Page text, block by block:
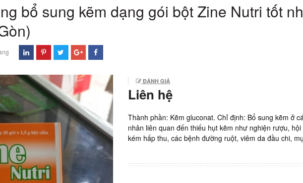
bổ sung kẽm dạng gói bột Zine Nutri tốt
ĐÁNH GIÁ
Liên hệ
Thành phần: Kẽm gluconat. Chỉ định: Bổ sung kẽm ở
nhân liên quan đến thiếu hụt kẽm như nghiện rượu, hội
kém hấp thu, các bệnh đường ruột, viêm da đầu chi,
quáng gà. Sản xuất: Dược phẩm 3/2, Việt Nam. Giá: